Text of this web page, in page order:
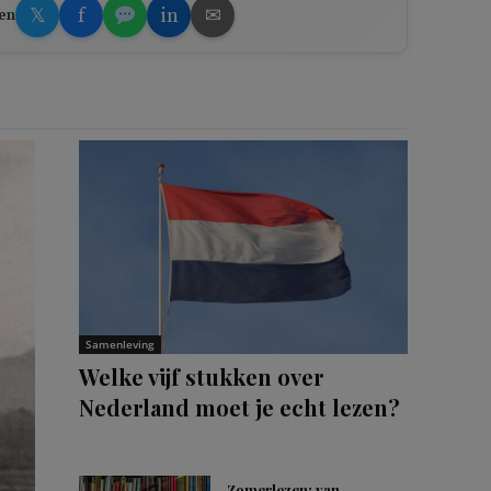
𝕏 f in ✉
Samenleving
Welke vijf stukken over
Nederland moet je echt lezen?